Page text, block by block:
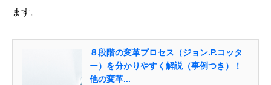
ます。
８段階の変革プロセス（ジョン.P.コッタ
ー）を分かりやすく解説（事例つき）！
他の変革...